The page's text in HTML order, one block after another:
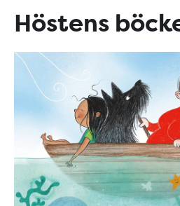
Höstens